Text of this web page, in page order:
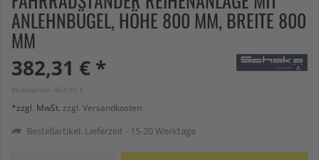
ANLEHNBÜGEL, HÖHE 800 MM, BREITE 800
MM
382,31 € *
Bruttopreis: 454,95 €
*zzgl. MwSt. zzgl. Versandkosten
Bestellartikel. Lieferzeit - 15-20 Werktage